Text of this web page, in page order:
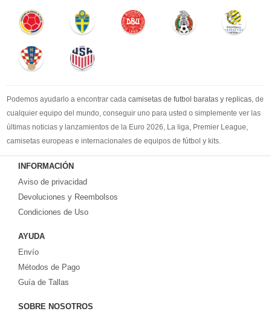
Podemos ayudarlo a encontrar cada camisetas de futbol baratas y replicas, de
cualquier equipo del mundo, conseguir uno para usted o simplemente ver las
últimas noticias y lanzamientos de la Euro 2026, La liga, Premier League,
camisetas europeas e internacionales de equipos de fútbol y kits.
Comprecamisetas de futbol baratasen la tienda deportiva más grande de
Europa. ¡Grandes ofertas en todas las camisetas del club de fútbol, ​​kits
europeos e internacionales, todo a los precios más bajos!
Compre nuestra gran selección de
equipaciones, camisetas y un portero a partir de €17.6. Diseños de fútbol
INFORMACIÓN
Aviso de privacidad
Devoluciones y Reembolsos
Condiciones de Uso
AYUDA
Envío
Métodos de Pago
Guía de Tallas
SOBRE NOSOTROS